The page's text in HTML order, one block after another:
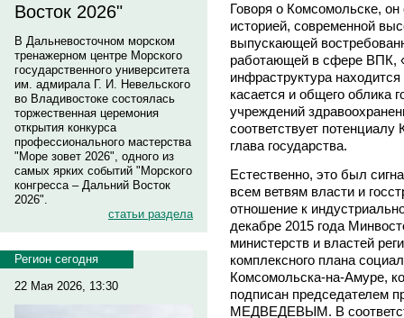
Восток 2026"
В Дальневосточном морском
тренажерном центре Морского
государственного университета
им. адмирала Г. И. Невельского
во Владивостоке состоялась
торжественная церемония
открытия конкурса
профессионального мастерства
"Море зовет 2026", одного из
самых ярких событий "Морского
конгресса – Дальний Восток
2026".
статьи раздела
Регион сегодня
22 Мая 2026, 13:30
Говоря о Комсомольске, он
историей, современной
выпускающей
работающей в сфере ВПК,
инфраструктура
касается и общего облика
учреждений
соответствует
глава государства.
Естественно, это был
всем ветвям власти и
отношение к
декабре 2015 года
министерств и властей
комплексного плана
Комсомольска-на-Амуре,
подписан председателем
МЕДВЕДЕВЫМ. В